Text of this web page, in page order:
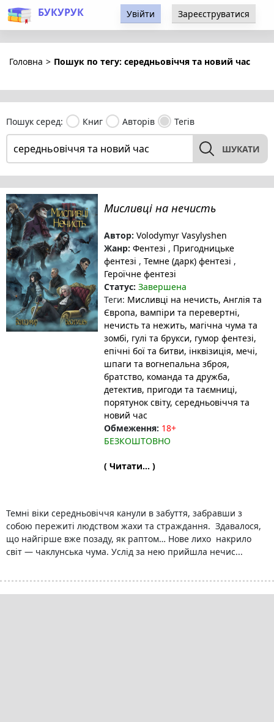
БУКУРУК Увійти Зареєструватися
Головна > Пошук по тегу: середньовіччя та новий час
Пошук серед: Книг Авторів Тегів
ШУКАТИ
Мисливці на нечисть
Автор: Volodymyr Vasylyshen
Жанр: Фентезі , Пригодницьке
фентезі , Темне (дарк) фентезі ,
Героїчне фентезі
Статус: Завершена
Теги: Мисливці на нечисть, Англія та
Європа, вампіри та перевертні,
нечисть та нежить, магічна чума та
зомбі, гулі та брукси, гумор фентезі,
епічні бої та битви, інквізиція, мечі,
шпаги та вогнепальна зброя,
братство, команда та дружба,
детектив, пригоди та таємниці,
порятунок світу, середньовіччя та
новий час
Обмеження: 18+
БЕЗКОШТОВНО
( Читати... )
Темні‌ віки‌ середньовіччя ка‌нули в забуття‌, забра‌вши з
собо‌ю пережи‌ті лю‌дством жа‌хи та стражда‌ння. Здава‌лося,
що найгі‌рше вже поза‌ду, як ра‌птом… Нове‌ ли‌хо накри‌ло
світ — чаклу‌нська чума‌. Услі‌д за не‌ю при‌йшла не‌чис...